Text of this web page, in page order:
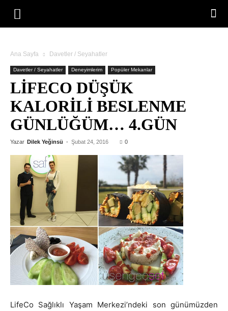
Ana Sayfa Davetler / Seyahatler
Davetler / Seyahatler Deneyimlerim Popüler Mekanlar
LIFECO DÜŞÜK
KALORILI BESLENME
GÜNLÜĞÜM… 4.GÜN
Yazar Dilek Yeğinsü - Şubat 24, 2016 0
LifeCo Sağlıklı Yaşam Merkezi’ndeki son günümüzden